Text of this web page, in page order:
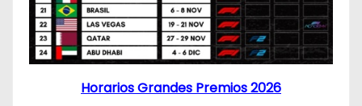
Horarios Grandes Premios 2026